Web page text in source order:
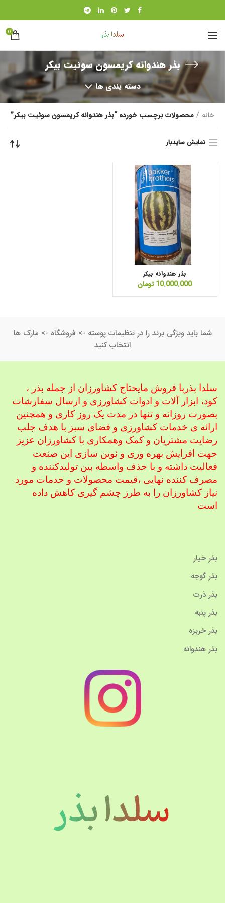
0
بذر هندوانه کریمسون سوئیت بیکر
دسته بندی ها
خانه محصولات برچسب خورده “بذر هندوانه کریمسون سوئیت بیکر”
نمایش سایدبار
بذر هندوانه بیکر
10.000.000 تومان
شما باید ویژگی برند را در تنظیمات پوسته -> فروشگاه -> مارک ها
انتخاب کنید
سلدا بذربا فروش مایحتاج کشاورزان از جمله بذر ،
کود، ابزار آلات و ادوات کشاورزی و ارسال سفارشات
بصورت روزانه و تنها در مدت یک روز کاری و همچنین
ارائه ی خدمات کشاورزی و فضای سبز با هدف جلب
رضایت مشتریان و کمک وهمکاری با کشاورزان عزیز
جهت افزایش بهره وری و نوین سازی این صنعت
فعالیت داشته و با حذف واسطه بین تولیدکننده و
مصرف کننده نهایی ،قیمت محصولات و خدمات مورد
نیاز کشاورزان را به طرز چشم گیری کاهش داده
است
بذر خیار
بذر گوجه
بذر ذرت
بذر پنبه
بذر خربزه
بذر هندوانه